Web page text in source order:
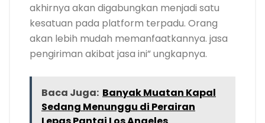
akhirnya akan digabungkan menjadi satu
kesatuan pada platform terpadu. Orang
akan lebih mudah memanfaatkannya. jasa
pengiriman akibat jasa ini” ungkapnya.
Baca Juga: Banyak Muatan Kapal
Sedang Menunggu di Perairan